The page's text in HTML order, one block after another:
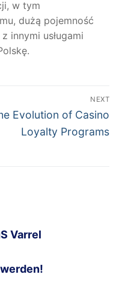
w tym
dużą pojemność
innymi usługami
NEXT
Evolution of Casino
Loyalty Programs
Varrel